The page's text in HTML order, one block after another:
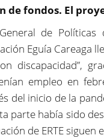
de fondos. El
de
Eguía Careaga
discapacidad”,
empleo en
del inicio de la
parte había sido
de ERTE siguen